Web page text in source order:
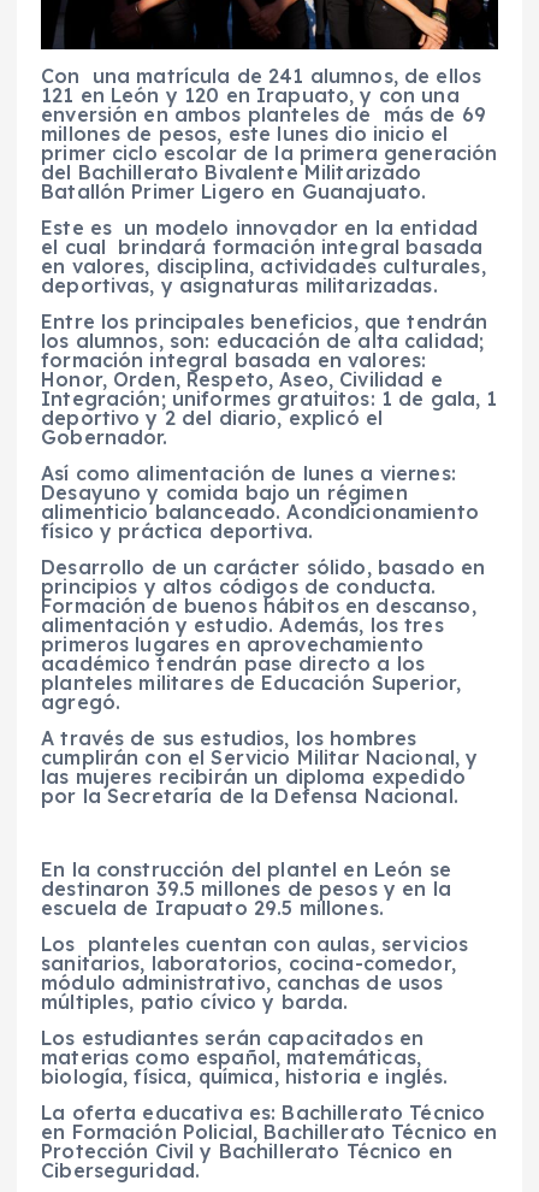
Con una matrícula de 241 alumnos, de ellos
121 en León y 120 en Irapuato, y con una
enversión en ambos planteles de más de 69
millones de pesos, este lunes dio inicio el
primer ciclo escolar de la primera generación
del Bachillerato Bivalente Militarizado
Batallón Primer Ligero en Guanajuato.
Este es un modelo innovador en la entidad
el cual brindará formación integral basada
en valores, disciplina, actividades culturales,
deportivas, y asignaturas militarizadas.
Entre los principales beneficios, que tendrán
los alumnos, son: educación de alta calidad;
formación integral basada en valores:
Honor, Orden, Respeto, Aseo, Civilidad e
Integración; uniformes gratuitos: 1 de gala, 1
deportivo y 2 del diario, explicó el
Gobernador.
Así como alimentación de lunes a viernes:
Desayuno y comida bajo un régimen
alimenticio balanceado. Acondicionamiento
físico y práctica deportiva.
Desarrollo de un carácter sólido, basado en
principios y altos códigos de conducta.
Formación de buenos hábitos en descanso,
alimentación y estudio. Además, los tres
primeros lugares en aprovechamiento
académico tendrán pase directo a los
planteles militares de Educación Superior,
agregó.
A través de sus estudios, los hombres
cumplirán con el Servicio Militar Nacional, y
las mujeres recibirán un diploma expedido
por la Secretaría de la Defensa Nacional.
En la construcción del plantel en León se
destinaron 39.5 millones de pesos y en la
escuela de Irapuato 29.5 millones.
Los planteles cuentan con aulas, servicios
sanitarios, laboratorios, cocina-comedor,
módulo administrativo, canchas de usos
múltiples, patio cívico y barda.
Los estudiantes serán capacitados en
materias como español, matemáticas,
biología, física, química, historia e inglés.
La oferta educativa es: Bachillerato Técnico
en Formación Policial, Bachillerato Técnico en
Protección Civil y Bachillerato Técnico en
Ciberseguridad.